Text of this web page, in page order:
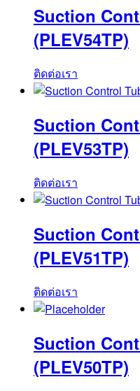
Suction
(PLEV54TP)
ติดต่อเรา
Suction
(PLEV53TP)
ติดต่อเรา
Suction
(PLEV51TP)
ติดต่อเรา
Suction
(PLEV50TP)